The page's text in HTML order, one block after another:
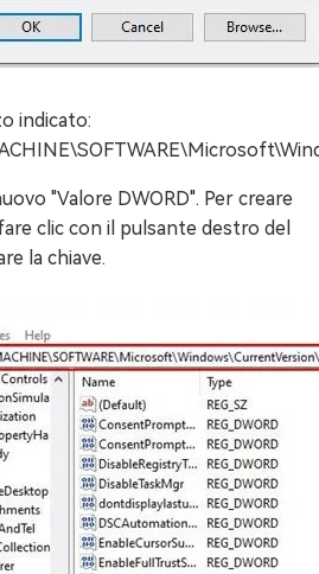
indicato:
"Valore DWORD". Per creare
clic con il pulsante destro del
la chiave.